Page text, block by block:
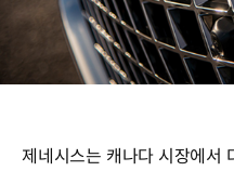
제네시스는 캐나다 시장에서